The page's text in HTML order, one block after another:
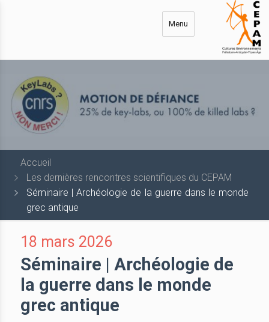
Menu
Accueil
Les dernières rencontres scientifiques du CEPAM
Séminaire | Archéologie de la guerre dans le monde
grec antique
18 mars 2026
Séminaire | Archéologie de
la guerre dans le monde
grec antique